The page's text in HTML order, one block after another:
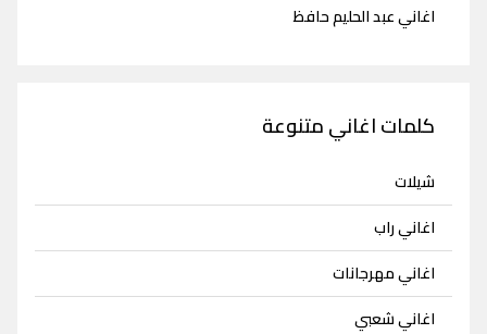
اغاني عبد الحليم حافظ
كلمات اغاني متنوعة
شيلات
اغاني راب
اغاني مهرجانات
اغاني شعبي